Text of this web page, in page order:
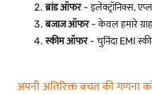
ब्रांड ऑफर- इलेक्ट्रॉनिक्स,
बजाज ऑफर- केवल हमारे
स्कीम ऑफर- चुनिंदा EMI
अपनी अतिरिक्त बचत की गणना